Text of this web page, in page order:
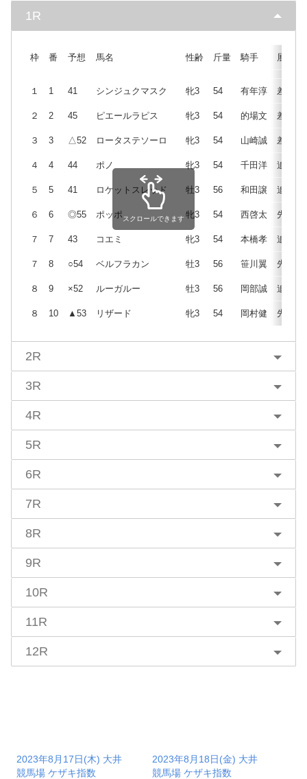
1R
枠 番 予想 馬名 性齢 斤量 騎手 展開
１ 1 41 シンジュクマスク 牝3 54 有年淳 差
２ 2 45 ピエールラピス 牝3 54 的場文 差
３ 3 △52 ロータステソーロ 牝3 54 山崎誠 差
４ 4 44 ポノ 牝3 54 千田洋 追
５ 5 41 ロケットスレッド 牡3 56 和田譲 追
６ 6 ◎55 ポッポ 牝3 54 西啓太 先
７ 7 43 コエミ 牝3 54 本橋孝 追
７ 8 ○54 ベルフラカン 牡3 56 笹川翼 先
８ 9 ×52 ルーガルー 牡3 56 岡部誠 追
８ 10 ▲53 リザード 牝3 54 岡村健 先
スクロールできます
2R
3R
4R
5R
6R
7R
8R
9R
10R
11R
12R
2023年8月17日(木) 大井
競馬場 ケザキ指数
2023年8月18日(金) 大井
競馬場 ケザキ指数